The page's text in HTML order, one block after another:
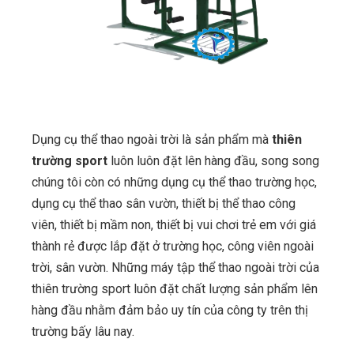
Dụng cụ thể thao ngoài trời là sản phẩm mà thiên
trường sport luôn luôn đặt lên hàng đầu, song song
chúng tôi còn có những dụng cụ thể thao trường học,
dụng cụ thể thao sân vườn, thiết bị thể thao công
viên, thiết bị mầm non, thiết bị vui chơi trẻ em với giá
thành rẻ được lắp đặt ở trường học, công viên ngoài
trời, sân vườn. Những máy tập thể thao ngoài trời của
thiên trường sport luôn đặt chất lượng sản phẩm lên
hàng đầu nhằm đảm bảo uy tín của công ty trên thị
trường bấy lâu nay.